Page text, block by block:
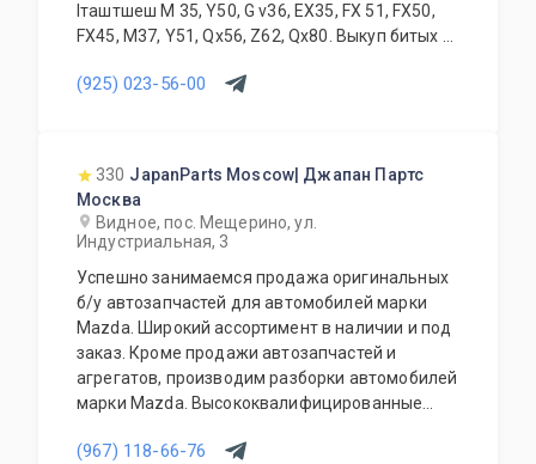
Iташтшеш M 35, Y50, G v36, EX35, FX 51, FX50,
FX45, M37, Y51, Qx56, Z62, Qx80. Выкуп битых и
запчастей и дополнительного оборудования.
Квалифицированные специалисты нашей
компании всегда грамотно ответят на любые
вопросы по оснащению, подбору, замене
Возможна доставка по Москве. Доставка в
регионы России и ближнего зарубежья.
Работаем ежедневно.
(925) 023-56-00
330 JapanParts Moscow| Джапан Партс
Москва
Видное, пос. Мещерино, ул.
Индустриальная, 3
Успешно занимаемся продажа оригинальных
б/у автозапчастей для автомобилей марки
Mazda. Широкий ассортимент в наличии и под
заказ. Кроме продажи автозапчастей и
агрегатов, производим разборки автомобилей
марки Mazda. Высококвалифицированные
его виды. В нашем автосервисе проводится
(967) 118-66-76